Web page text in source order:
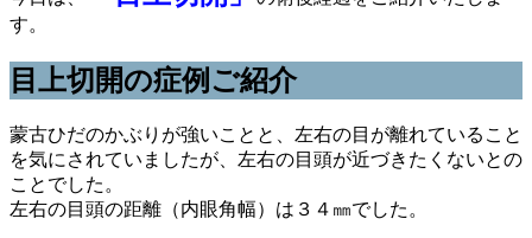
す。
目上切開の症例ご紹介
蒙古ひだのかぶりが強いことと、左右の目が離れていること
を気にされていましたが、左右の目頭が近づきたくないとの
ことでした。
左右の目頭の距離（内眼角幅）は３４㎜でした。